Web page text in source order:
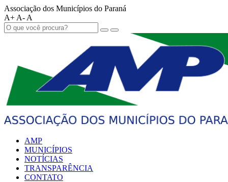
Associação dos Municípios do Paraná
A+ A- A
AMP
MUNICÍPIOS
NOTÍCIAS
TRANSPARÊNCIA
CONTATO